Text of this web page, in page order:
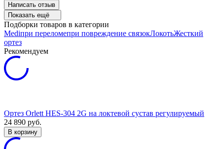
Написать отзыв
Показать ещё
Подборки товаров в категории
Mediпри переломепри повреждение связокЛокотьЖесткий
ортез
Рекомендуем
Ортез Orlett HES-304 2G на локтевой сустав регулируемый
24 890 руб.
В корзину